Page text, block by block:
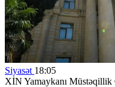
Siyasət 18:05
XİN Yamaykanı